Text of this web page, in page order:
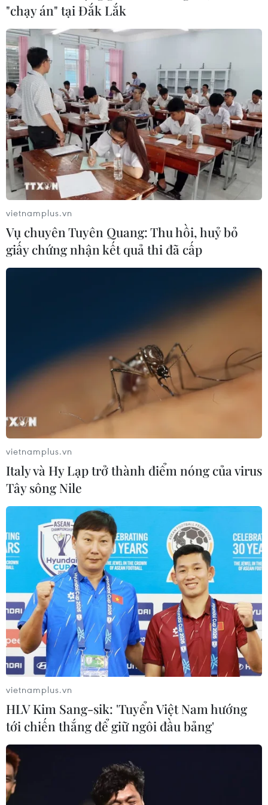
TIN LIÊN QUAN
Đặc sắc chương trình nghệ thuật
'Từ Làng Sen đến Thành phố Hồ Chí Minh'
Tối 19/5, tại Làng Sen, xã Kim Liên, huyện Nam Đàn,
UBND tỉnh Nghệ An phối hợp với UBND Thành phố Hồ
Chí Minh tổ chức Chương trình nghệ thuật đặc biệt 'Từ
Làng Sen đến Thành phố Hồ Chí Minh.'
Người Việt tại Lào tổ chức kỷ niệm 134
năm Ngày sinh Chủ tịch Hồ Chí Minh
19/05/2024 12:46
Tham dự và chủ trì các sự kiện có ông Nguyễn Văn
Trung, Tổng lãnh sự Việt Nam tại Pakse; ông Leklay
Sivilay, Bí thư, Tỉnh trưởng tỉnh Sekong; Đại diện Tổng
Hội người Việt Nam tại Lào...
"chạy án" tại Đắk Lắk
vietnamplus.vn
Vụ chuyên Tuyên Quang: Thu hồi, huỷ bỏ
giấy chứng nhận kết quả thi đã cấp
vietnamplus.vn
Italy và Hy Lạp trở thành điểm nóng của virus
Tây sông Nile
vietnamplus.vn
HLV Kim Sang-sik: 'Tuyển Việt Nam hướng
tới chiến thắng để giữ ngôi đầu bảng'